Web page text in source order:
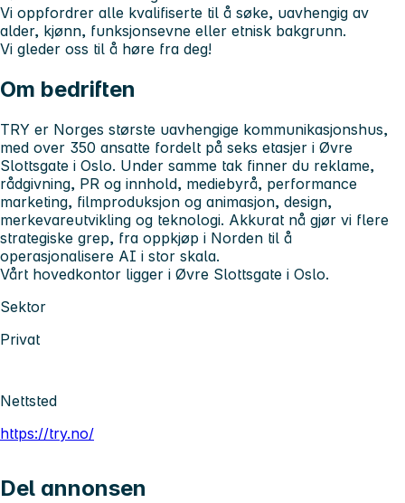
Vi oppfordrer alle kvalifiserte til å søke, uavhengig av
alder, kjønn, funksjonsevne eller etnisk bakgrunn.
Vi gleder oss til å høre fra deg!
Om bedriften
TRY er Norges største uavhengige kommunikasjonshus,
med over 350 ansatte fordelt på seks etasjer i Øvre
Slottsgate i Oslo. Under samme tak finner du reklame,
rådgivning, PR og innhold, mediebyrå, performance
marketing, filmproduksjon og animasjon, design,
merkevareutvikling og teknologi. Akkurat nå gjør vi flere
strategiske grep, fra oppkjøp i Norden til å
operasjonalisere AI i stor skala.
Vårt hovedkontor ligger i Øvre Slottsgate i Oslo.
Sektor
Privat
Nettsted
https://try.no/
Del annonsen